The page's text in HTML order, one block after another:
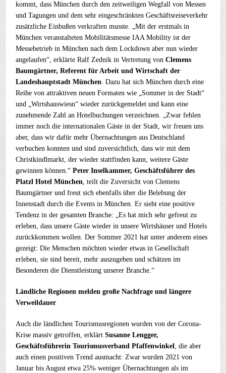
kommt, dass München durch den zeitweiligen Wegfall von Messen
und Tagungen und dem sehr eingeschränkten Geschäftsreiseverkehr
zusätzliche Einbußen verkraften musste. „Mit der erstmals in
München veranstalteten Mobilitätsmesse IAA Mobility ist der
Messebetrieb in München nach dem Lockdown aber nun wieder
angelaufen“, erklärte Ralf Zednik in Vertretung vonClemens
Baumgärtner, Referent für Arbeit und Wirtschaft der
Landeshauptstadt München. Dazu hat sich München durch eine
Reihe von attraktiven neuen Formaten wie „Sommer in der Stadt“
und „Wirtshauswiesn“ wieder zurückgemeldet und kann eine
zunehmende Zahl an Hotelbuchungen verzeichnen. „Zwar fehlen
immer noch die internationalen Gäste in der Stadt, wir freuen uns
aber, dass wir dafür mehr Übernachtungen aus Deutschland
verbuchen konnten und sind zuversichtlich, dass wir mit dem
Christkindlmarkt, der wieder stattfinden kann, weitere Gäste
gewinnen können.“ Peter Inselkammer, Geschäftsführer des
Platzl Hotel München, teilt die Zuversicht von Clemens
Baumgärtner und freut sich ebenfalls über die Belebung der
Innenstadt durch die Events in München. Er sieht eine positive
Tendenz in der gesamten Branche: „Es hat mich sehr gefreut zu
erleben, dass unsere Gäste wieder in unsere Wirtshäuser und Hotels
zurückkommen wollen. Der Sommer 2021 hat unter anderem eines
gezeigt: Die Menschen möchten wieder etwas in Gesellschaft
erleben, sie sind bereit, mehr auszugeben und schätzen im
Besonderen die Dienstleistung unserer Branche.“
Ländliche Regionen melden große Nachfrage und längere
Verweildauer
Auch die ländlichen Tourismusregionen wurden von der Corona-
Krise massiv getroffen, erklärtSusanne Lengger,
Geschäftsführerin Tourismusverband Pfaffenwinkel, die aber
auch einen positiven Trend ausmacht: Zwar wurden 2021 von
Januar bis August etwa 25% weniger Übernachtungen als im